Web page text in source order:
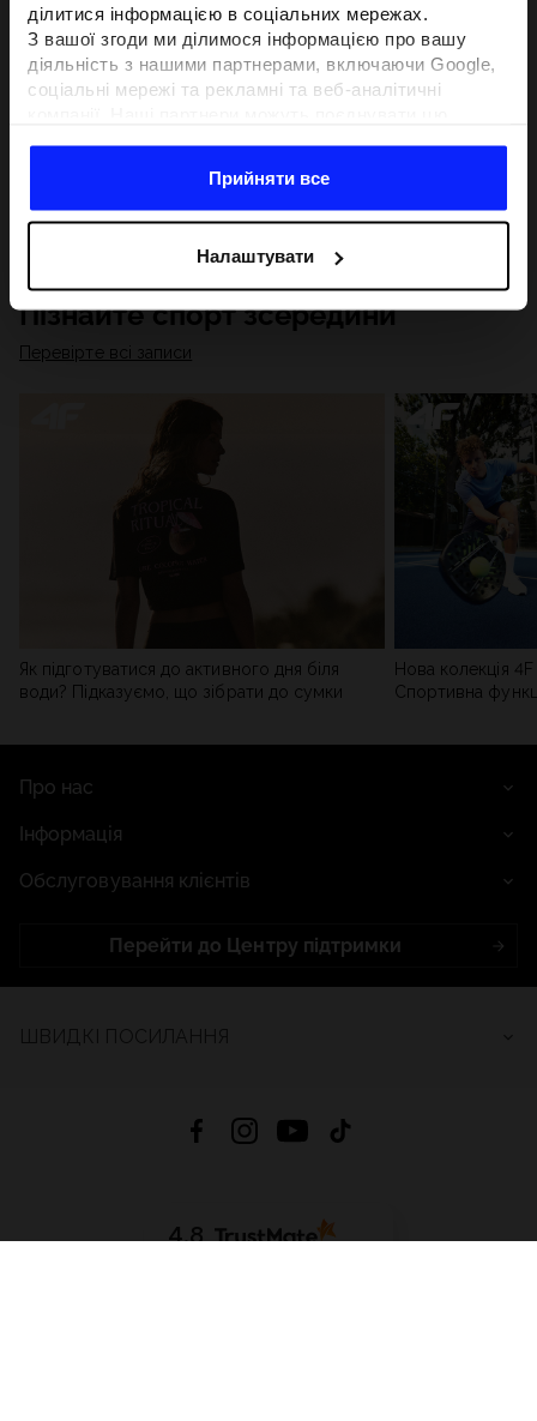
ділитися інформацією в соціальних мережах.
З вашої згоди ми ділимося інформацією про вашу
діяльність з нашими партнерами, включаючи Google,
соціальні мережі та рекламні та веб-аналітичні
отримують у результаті використання вами їхніх
послуг.З вашої згоди ми також можемо ділитися
з метою націлювання та покращення відображення
відповідної онлайн-реклами, проведення аналітики,
відповідності вмісту та вдосконалення рішень, які
пропонують наші партнери (наприклад, соціальні
мережі). Детальну інформацію можна знайти в нашій
та в розділі «Деталі».
Прийняти все
Налаштувати
Пізнайте спорт зсередини
Перевірте всі записи
Як підготуватися до активного дня біля
води? Підказуємо, що зібрати до сумки
Нова колекція
Спортивна
Про нас
Інформація
Обслуговування клієнтів
Перейти до Центру підтримки
4.8